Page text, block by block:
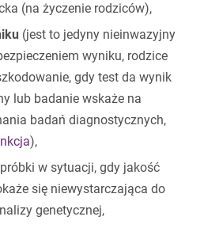
(na życzenie rodziców),
(jest to jedyny nieinwazyjny
wyniku, rodzice
gdy test da wynik
lub badanie wskaże na
badań diagnostycznych,
),
w sytuacji, gdy jakość
się niewystarczająca do
genetycznej,